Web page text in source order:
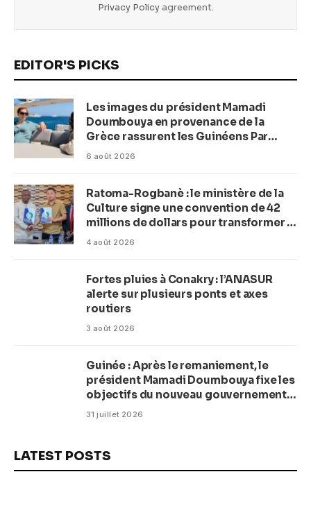
Privacy Policyagreement.
EDITOR'S PICKS
Les images du président Mamadi
Doumbouya en provenance de la
Grèce rassurent les Guinéens Par
(Macka Baldé)
6 août 2026
Ratoma-Rogbanè : le ministère de la
Culture signe une convention de 42
millions de dollars pour transformer la
plage en complexe balnéaire
4 août 2026
Fortes pluies à Conakry : l’ANASUR
alerte sur plusieurs ponts et axes
routiers
3 août 2026
Guinée : Après le remaniement, le
président Mamadi Doumbouya fixe les
objectifs du nouveau gouvernement
(CM)
31 juillet 2026
LATEST POSTS